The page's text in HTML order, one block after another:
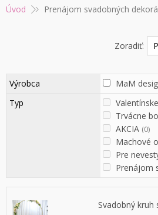
Úvod Prenájom svadobných
Zoradiť:
Výrobca MaM
Typ
Trvácne
AKCIA (0)
Machové
Pre
Prenájom
Svadobný kruh